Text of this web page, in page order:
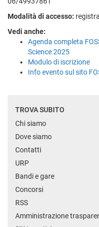
Modalità di accesso:
Vedi anche:
Agenda completa
Science 2025
Modulo di iscrizione
Info evento sul sito
TROVA SUBITO
Chi siamo
Dove siamo
Contatti
URP
Bandi e gare
Concorsi
RSS
Amministrazione